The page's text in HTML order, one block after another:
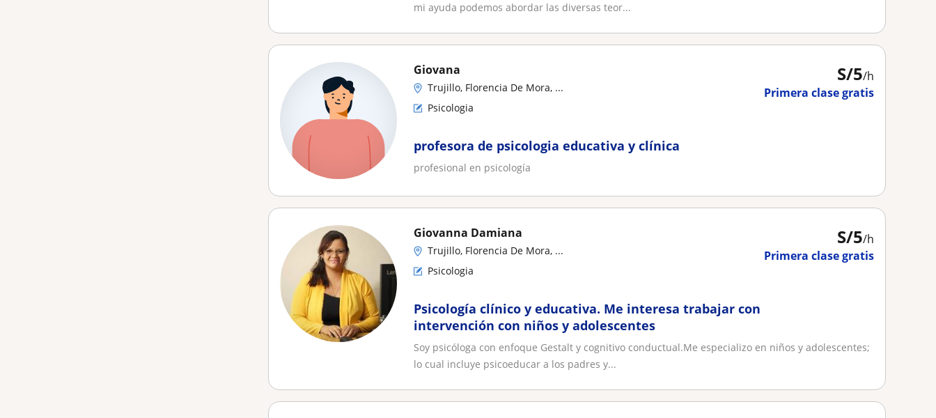
mi ayuda podemos abordar las diversas teor...
S/5/h
Primera clase gratis
Giovana
Trujillo, Florencia De Mora, ...
Psicologia
profesora de psicologia educativa y clínica
profesional en psicología
S/5/h
Primera clase gratis
Giovanna Damiana
Trujillo, Florencia De Mora, ...
Psicologia
Psicología clínico y educativa. Me interesa trabajar con
intervención con niños y adolescentes
Soy psicóloga con enfoque Gestalt y cognitivo conductual.Me especializo en niños y adolescentes;
lo cual incluye psicoeducar a los padres y...